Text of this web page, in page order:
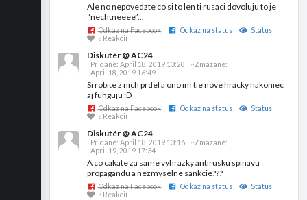
Ale no nepovedzte co si to len ti rusaci dovoluju to je
“nechtneeee”...
Odkaz na Facebook Odkaz na status
Status
? Reakcií
Diskutér @ AC24
Pridané:April 18, 2019 13:20
~Zmazané:
April 18, 2019 16:49
Si robite z nich prdel a ono im tie nove hracky nakoniec
aj funguju :D
Odkaz na Facebook Odkaz na status
Status
? Reakcií
Diskutér @ AC24
Pridané:April 18, 2019 13:16
~Zmazané:
April 19, 2019 17:34
A co cakate za same vyhrazky antirusku spinavu
propagandu a nezmyselne sankcie???
Odkaz na Facebook Odkaz na status
Status
? Reakcií